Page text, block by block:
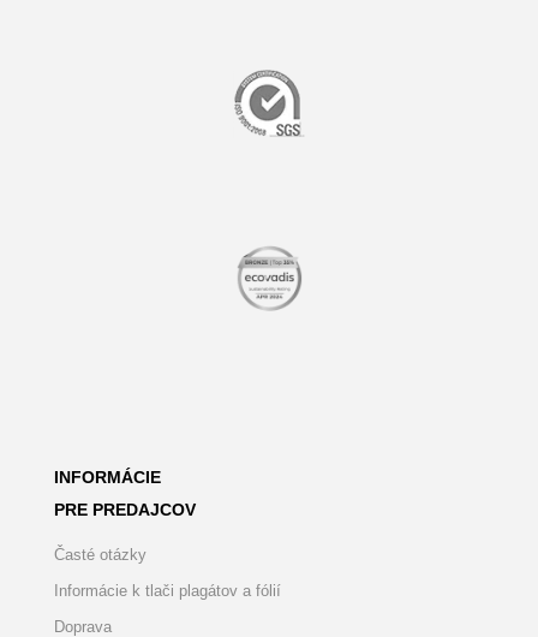
INFORMÁCIE
PRE PREDAJCOV
Časté otázky
Informácie k tlači plagátov a fólií
Doprava